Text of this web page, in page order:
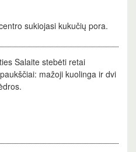
sukiojasi kukučių pora.
Salaite stebėti retai
mažoji kuolinga ir dvi